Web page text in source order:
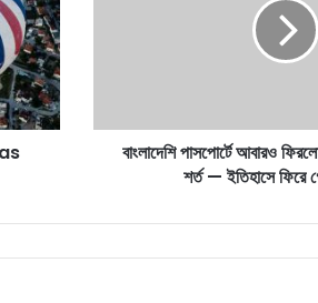
ইতিহাসে
বাংলাদেশি পাসপোর্টে আবারও
শর্ত — ইতিহাসে ফিরে